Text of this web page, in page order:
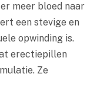
meer bloed naar
een stevige en
opwinding is.
erectiepillen
Ze